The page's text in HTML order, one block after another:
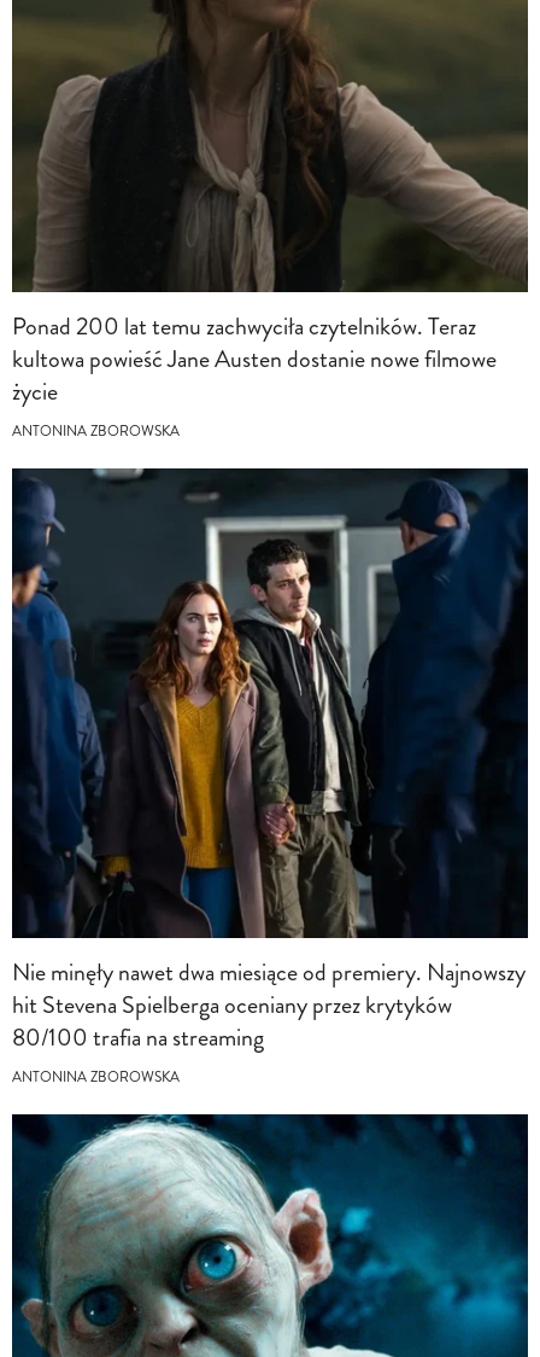
Ponad 200 lat temu zachwyciła czytelników. Teraz
kultowa powieść Jane Austen dostanie nowe filmowe
życie
ANTONINA ZBOROWSKA
Nie minęły nawet dwa miesiące od premiery. Najnowszy
hit Stevena Spielberga oceniany przez krytyków
80/100 trafia na streaming
ANTONINA ZBOROWSKA